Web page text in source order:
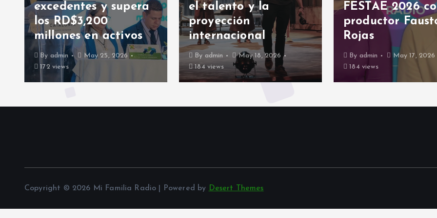
y supera
en activos
May 25, 2026
el talento y la
proyección
internacional
By admin
May 18, 2026
FESTAE 2026 con su
productor Fausto
Rojas
By
May 17, 2026
184 views
Copyright © 2026 Mi Familia Radio | Powered by Desert Themes